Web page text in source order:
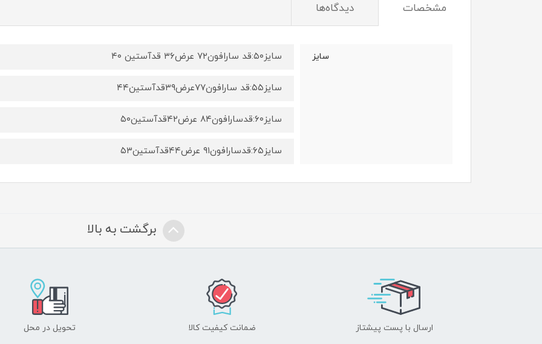
مشخصات دیدگاه‌ها
سایز سایز۵۰:قد سارافون۷۲ عرض۳۶ قدآستین ۴۰
سایز۵۵:قد سارافون۷۷عرض۳۹قدآستین۴۴
سایز۶۰:قدسارافون۸۴ عرض۴۲قدآستین۵۰
سایز۶۵:قدسارافون۹۱ عرض۴۴قدآستین۵۳
برگشت به بالا
ارسال با پست پیشتاز ضمانت کیفیت کالا تحویل در محل